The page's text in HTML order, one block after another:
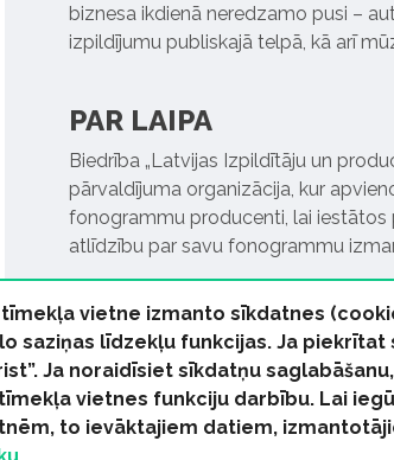
biznesa ikdienā neredzamo pusi –
izpildījumu publiskajā telpā, kā arī
PAR LAIPA
Biedrība „Latvijas Izpildītāju un
pārvaldījuma organizācija, kur
fonogrammu producenti, lai
atlīdzību par savu fonogrammu
© 2026 parmuziku.lv, visas tiesības
tīmekļa vietne izmanto sīkdatnes
saziņas līdzekļu funkcijas. Ja
Ja noraidīsiet sīkdatņu
vietnes funkciju darbību. Lai
to ievāktajiem datiem,